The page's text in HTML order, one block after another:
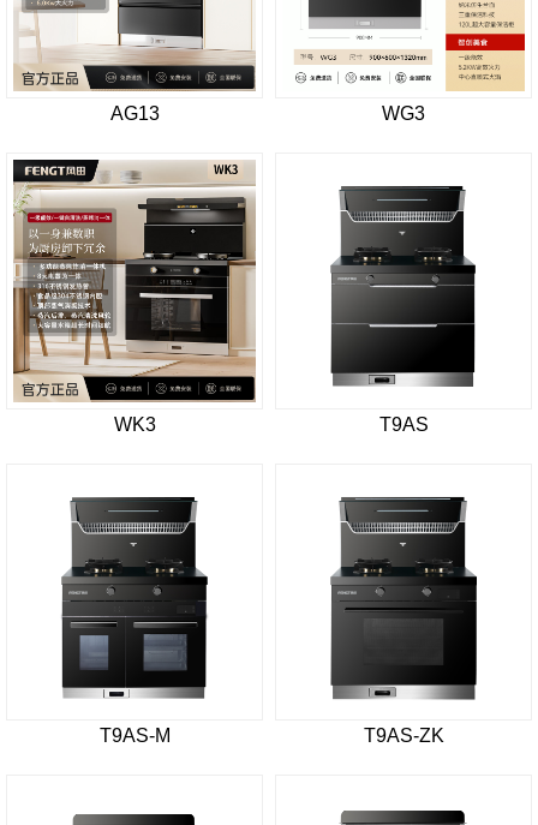
AG13 WG3
WK3 T9AS
T9AS-M T9AS-ZK